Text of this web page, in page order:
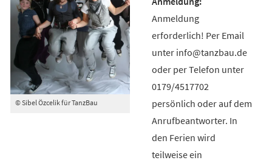
© Sibel Özcelik für TanzBau
Anmeldung
erforderlich! Per Email
unter info@tanzbau.de
oder per Telefon unter
0179/4517702
persönlich oder auf dem
Anrufbeantworter. In
den Ferien wird
teilweise ein